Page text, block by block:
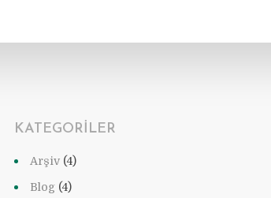
KATEGORILER
Arşiv (4)
Blog (4)